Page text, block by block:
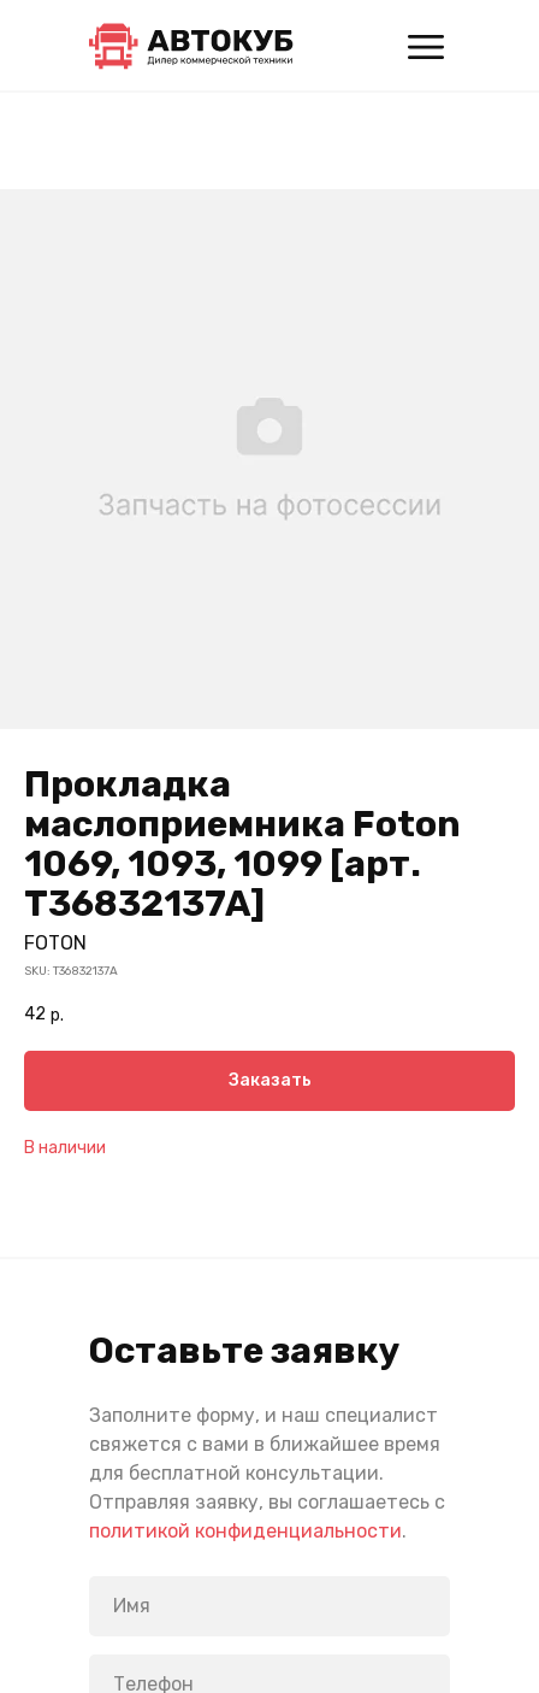
Прокладка
маслоприемника Foton
1069, 1093, 1099 [арт.
T36832137A]
FOTON
SKU: T36832137A
42 р.
Заказать
В наличии
Оставьте заявку
Заполните форму, и наш специалист
свяжется с вами в ближайшее время
для бесплатной консультации.
Отправляя заявку, вы соглашаетесь с
политикой конфиденциальности.